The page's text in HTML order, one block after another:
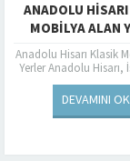
ANADOLU
MOBILYA ALAN
Anadolu Hisarı Klasik
Yerler Anadolu Hisarı,
tarihi ve göz alıcı
olan Beykoz’da
DEVAMINI